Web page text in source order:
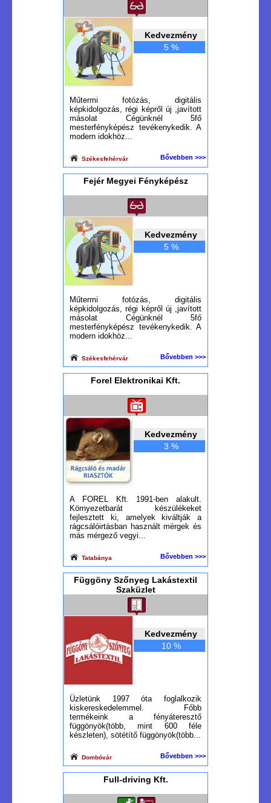
Kedvezmény
5 %
Műtermi fotózás, digitális
képkidolgozás, régi képről új ,javított
másolat Cégünknél 5fő
mesterfényképész tevékenykedik. A
modern idokhöz...
Székesfehérvár Bővebben >>>
Fejér Megyei Fényképész
Kedvezmény
5 %
Műtermi fotózás, digitális
képkidolgozás, régi képről új ,javított
másolat Cégünknél 5fő
mesterfényképész tevékenykedik. A
modern idokhöz...
Székesfehérvár Bővebben >>>
Forel Elektronikai Kft.
Kedvezmény
3 %
A FOREL Kft. 1991-ben alakult.
Környezetbarát készülékeket
fejlesztett ki, amelyek kiváltják a
rágcsálóirtásban használt mérgek és
más mérgező vegyi...
Tatabánya Bővebben >>>
Függöny Szőnyeg Lakástextil
Szaküzlet
Kedvezmény
10 %
Üzletünk 1997 óta foglalkozik
kiskereskedelemmel. Főbb
termékeink a fényáteresztő
függönyök(több, mint 600 féle
készleten), sötétítő függönyök(több...
Dombóvár Bővebben >>>
Full-driving Kft.